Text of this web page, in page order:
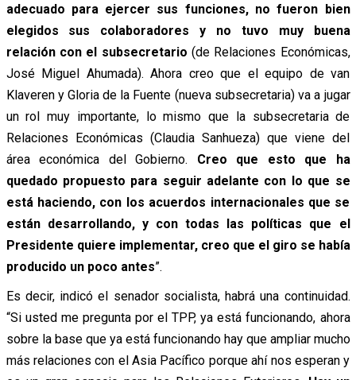
adecuado para ejercer sus funciones, no fueron bien
elegidos sus colaboradores y no tuvo muy buena
relación con el subsecretario (de Relaciones Económicas,
José Miguel Ahumada). Ahora creo que el equipo de van
Klaveren y Gloria de la Fuente (nueva subsecretaria) va a jugar
un rol muy importante, lo mismo que la subsecretaria de
Relaciones Económicas (Claudia Sanhueza) que viene del
área económica del Gobierno. Creo que esto que ha
quedado propuesto para seguir adelante con lo que se
está haciendo, con los acuerdos internacionales que se
están desarrollando, y con todas las políticas que el
Presidente quiere implementar, creo que el giro se había
producido un poco antes”.
Es decir, indicó el senador socialista, habrá una continuidad.
“Si usted me pregunta por el TPP, ya está funcionando, ahora
sobre la base que ya está funcionando hay que ampliar mucho
más relaciones con el Asia Pacífico porque ahí nos esperan y